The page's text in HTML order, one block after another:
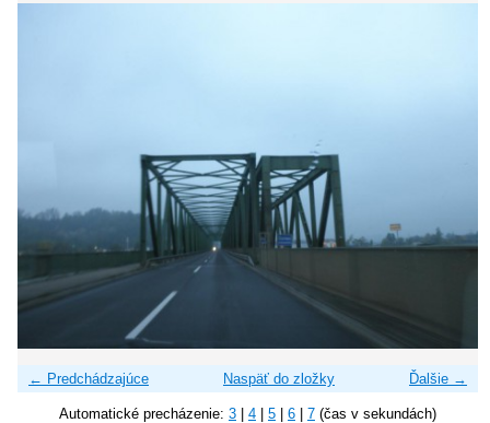
← Predchádzajúce Ďalšie →
Naspäť do zložky
Automatické precházenie: 3 4 5 6 7 (čas v sekundách)